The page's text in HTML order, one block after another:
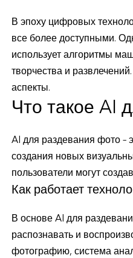
В эпоху цифровых
все более доступными.
использует алгоритмы
творчества и
аспекты.
Что такое AI
AI для раздевания фото –
создания новых
пользователи могут
Как работает
В основе AI для
распознавать и
фотографию, система